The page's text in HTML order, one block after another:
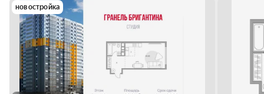
новостройка